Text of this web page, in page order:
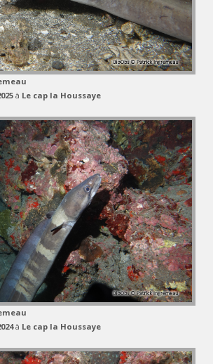
à Le cap la Houssaye
à Le cap la Houssaye